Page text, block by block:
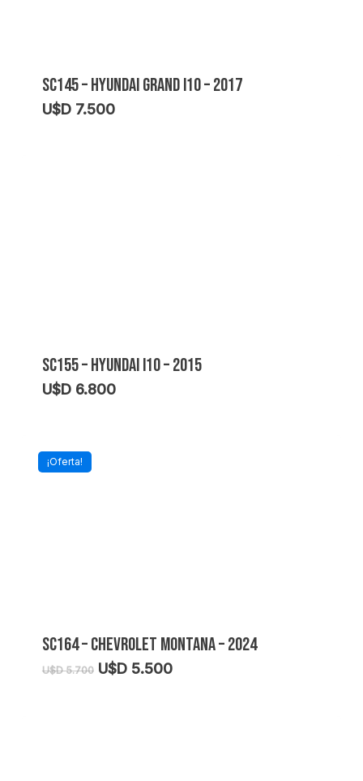
SC145 – HYUNDAI GRAND I10 – 2017
U$D 7.500
SC155 – HYUNDAI I10 – 2015
U$D 6.800
¡Oferta!
SC164 – CHEVROLET MONTANA – 2024
U$D5.700 El
U$D 5.500El